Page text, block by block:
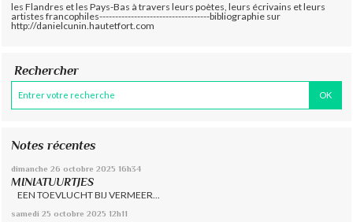
les Flandres et les Pays-Bas à travers leurs poètes, leurs écrivains et leurs
artistes francophiles-----------------------------------bibliographie sur
http://danielcunin.hautetfort.com
Rechercher
Notes récentes
dimanche 26 octobre 2025 16h34
MINIATUURTJES
EEN TOEVLUCHT BIJ VERMEER...
samedi 25 octobre 2025 12h11